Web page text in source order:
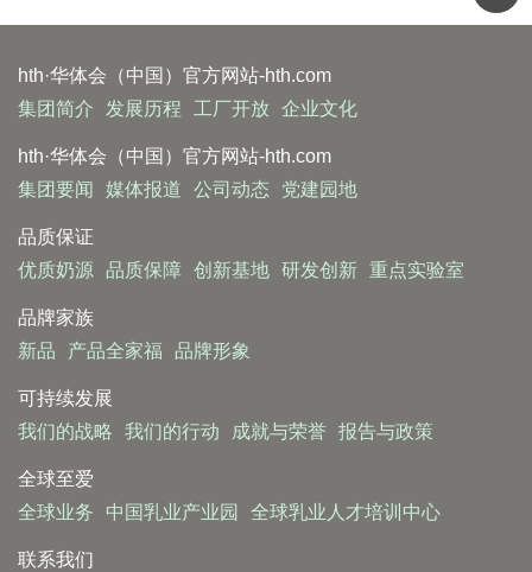
hth·华体会（中国）官方网站-hth.com
集团简介
发展历程 工厂开放 企业文化
hth·华体会（中国）官方网站-hth.com
集团要闻
媒体报道 公司动态 党建园地
品质保证
优质奶源
品质保障 创新基地 研发创新 重点实验室
品牌家族
新品
产品全家福 品牌形象
可持续发展
我们的战略
我们的行动 成就与荣誉 报告与政策
全球至爱
全球业务
中国乳业产业园 全球乳业人才培训中心
联系我们